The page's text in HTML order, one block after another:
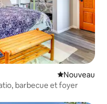
Nouvel
Nouveau
barbecue et foyer